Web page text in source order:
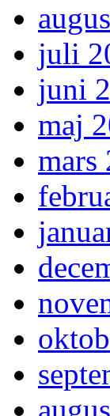
juli
juni
maj
mars